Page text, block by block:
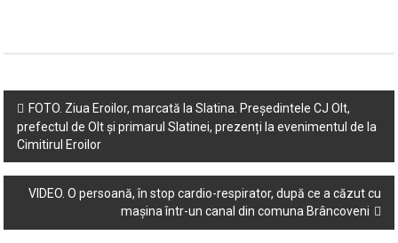
Post
navigation
FOTO. Ziua Eroilor, marcată la Slatina. Președintele CJ Olt,
prefectul de Olt și primarul Slatinei, prezenți la evenimentul de la
Cimitirul Eroilor
VIDEO. O persoană, în stop cardio-respirator, după ce a căzut cu
mașina într-un canal din comuna Brâncoveni